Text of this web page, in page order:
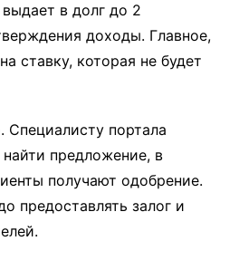
в долг до 2
доходы. Главное,
ставку, которая не будет
Специалисту портала
предложение, в
получают одобрение.
предоставлять залог и